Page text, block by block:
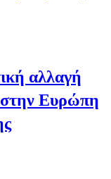
αλλαγή
στην Ευρώπη